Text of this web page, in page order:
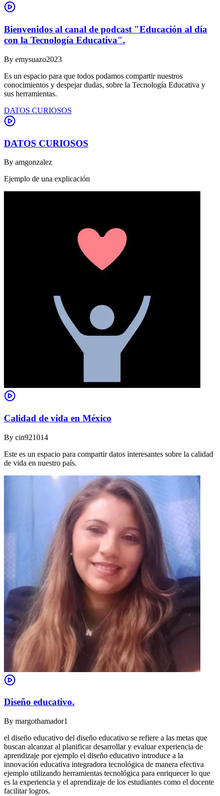
Bienvenidos al canal de podcast "Educación al día
con la Tecnología Educativa".
By emysuazo2023
Es un espacio para que todos podamos compartir nuestros
conocimientos y despejar dudas, sobre la Tecnología Educativa y
sus herramientas.
DATOS CURIOSOS
DATOS CURIOSOS
By amgonzalez
Ejemplo de una explicación
Calidad de vida en México
By cin921014
Este es un espacio para compartir datos interesantes sobre la calidad
de vida en nuestro país.
Diseño educativo.
By margothamador1
el diseño educativo del diseño educativo se refiere a las metas que
buscan alcanzar al planificar desarrollar y evaluar experiencia de
aprendizaje por ejemplo el diseño educativo introduce a la
innovación educativa integradora tecnológica de manera efectiva
ejemplo utilizando herramientas tecnológica para enriquecer lo que
es la experiencia y el aprendizaje de los estudiantes como el docente
facilitar logros.